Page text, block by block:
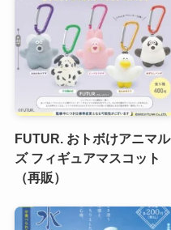
FUTUR. おトボけアニマル
ズ フィギュアマスコット
（再販）